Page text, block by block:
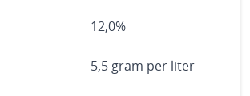
12,0%
5,5 gram per liter